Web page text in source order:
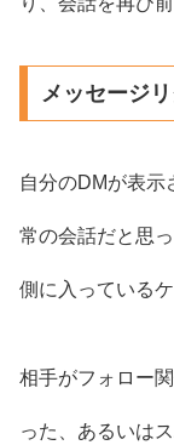
メッセージ
自分のDMが表示
常の会話だと思
側に入っているケ
相手がフォロー
った、あるいは